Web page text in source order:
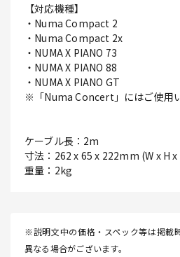
【対応機種】
・Numa Compact 2
・Numa Compact 2x
・NUMA X PIANO 73
・NUMA X PIANO 88
・NUMA X PIANO GT
※「Numa Concert」にはご使用
ケーブル長：2m
寸法：262 x 65 x 222mm (W x H x
重量：2kg
※説明文中の価格・スペック等は掲載
異なる場合がございます。